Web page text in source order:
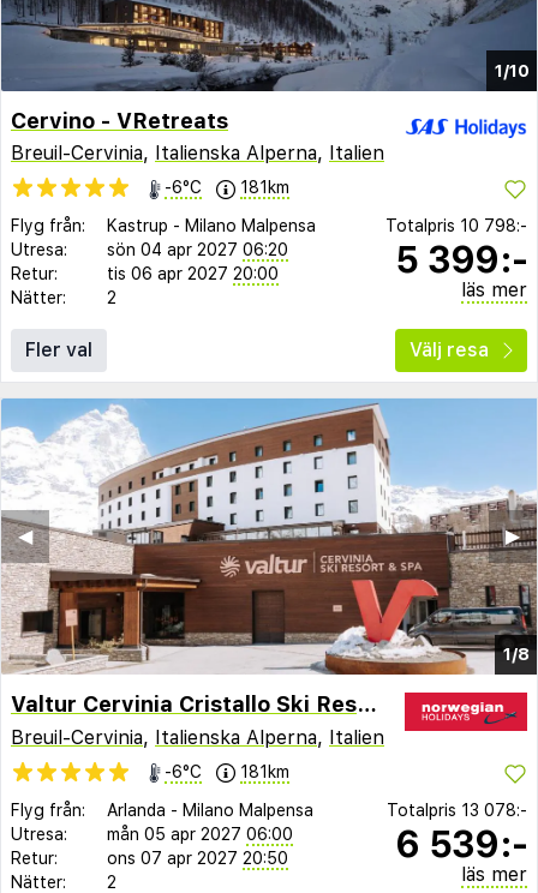
1/10
Cervino - VRetreats
Breuil-Cervinia, Italienska Alperna, Italien
-6°C
181km
Flyg från:
Kastrup - Milano Malpensa
Utresa:
sön 04 apr 2027 06:20
Retur:
tis 06 apr 2027 20:00
Nätter:
2
Totalpris 10 798:-
5 399:-
läs mer
Fler val Välj resa
1/8
▶︎
◀︎
Valtur Cervinia Cristallo Ski Resort
Breuil-Cervinia, Italienska Alperna, Italien
-6°C
181km
Flyg från:
Arlanda - Milano Malpensa
Utresa:
mån 05 apr 2027 06:00
Retur:
ons 07 apr 2027 20:50
Nätter:
2
Totalpris 13 078:-
6 539:-
läs mer